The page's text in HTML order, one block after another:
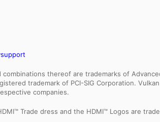
thereof are trademarks of
trademark of PCI-SIG Corporation.
companies.
Trade dress and the HDMI™ Logos are